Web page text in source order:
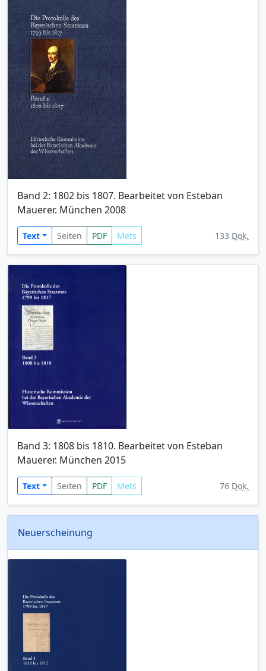
Band 2: 1802 bis 1807. Bearbeitet von Esteban
Mauerer. München 2008
Text Seiten PDF Mets 133 Dok.
Band 3: 1808 bis 1810. Bearbeitet von Esteban
Mauerer. München 2015
Text Seiten PDF Mets 76 Dok.
Neuerscheinung